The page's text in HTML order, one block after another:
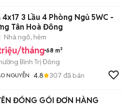
4x17 3 Lầu 4 Phòng Ngủ 5WC -
Tân Hoà Đông
Nhà ngõ, hẻm
tháng 68 m²
Bình Trị Đông
NGUYỄN 4.8 307 đã bán
ĐÓNG GÓI ĐƠN HÀNG